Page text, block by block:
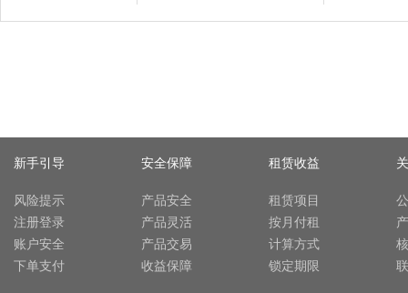
新手引导
风险提示
注册登录
账户安全
下单支付
安全保障
产品安全
产品灵活
产品交易
收益保障
租赁收益
租赁项目
按月付租
计算方式
锁定期限